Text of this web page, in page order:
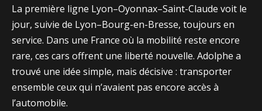
La première ligne Lyon–Oyonnax–Saint-Claude voit le
jour, suivie de Lyon–Bourg-en-Bresse, toujours en
service. Dans une France où la mobilité reste encore
rare, ces cars offrent une liberté nouvelle. Adolphe a
trouvé une idée simple, mais décisive : transporter
ensemble ceux qui n’avaient pas encore accès à
l’automobile.